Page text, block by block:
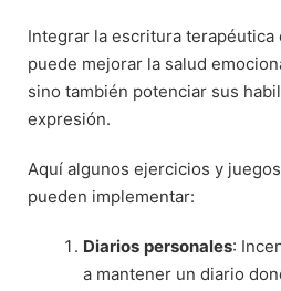
Integrar la escritura terapéutica
puede mejorar la salud
sino también potenciar sus
expresión.
Aquí algunos ejercicios y
pueden implementar:
Diarios personales:
a mantener un diario